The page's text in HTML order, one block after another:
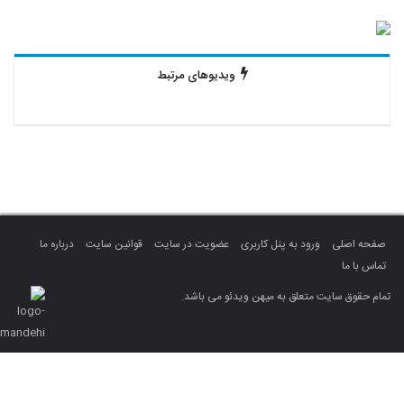
ویدیوهای مرتبط
صفحه اصلی ورود به پنل کاربری عضویت در سایت قوانین سایت
درباره ما
تماس با ما
تمام حقوق سایت متعلق به میهن ویدئو می باشد.